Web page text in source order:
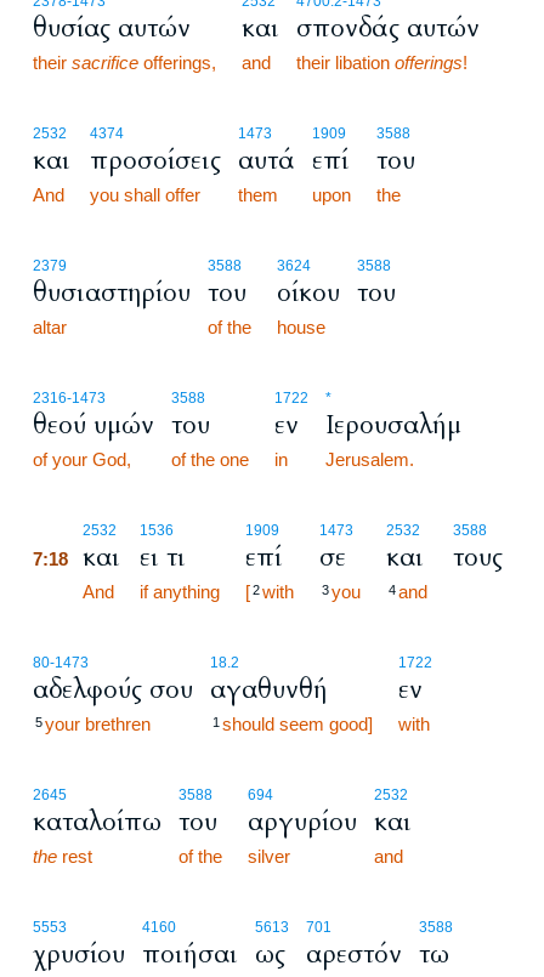
θυσίας αυτών
their sacrifice offerings,
και
and
σπονδάς αυτών
their libation offerings!
2532
και
And
4374
προσοίσεις
you shall offer
1473
αυτά
them
1909
επί
upon
3588
του
the
2379
θυσιαστηρίου
altar
3588
του
of the
3624
οίκου
house
3588
του
2316-1473
θεού υμών
of your God,
3588
του
of the one
1722
εν
in
*
Ιερουσαλήμ
Jerusalem.
2532
7:18 και
And
1536
ει τι
if anything
1909
επί
[2with
1473
σε
3you
2532
και
4and
3588
τους
80-1473
αδελφούς σου
5your brethren
18.2
αγαθυνθή
1 should seem good]
1722
εν
with
2645
καταλοίπω
the rest
3588
του
of the
694
αργυρίου
silver
2532
και
and
5553
χρυσίου
4160
ποιήσαι
5613
ως
701
αρεστόν
3588
τω